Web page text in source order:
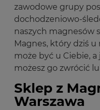
zawodowe grupy
dochodzeniowo-
naszych magnesów
Magnes, który dziś
może być u Ciebie,
możesz go zwrócić
Sklep z
Warszawa